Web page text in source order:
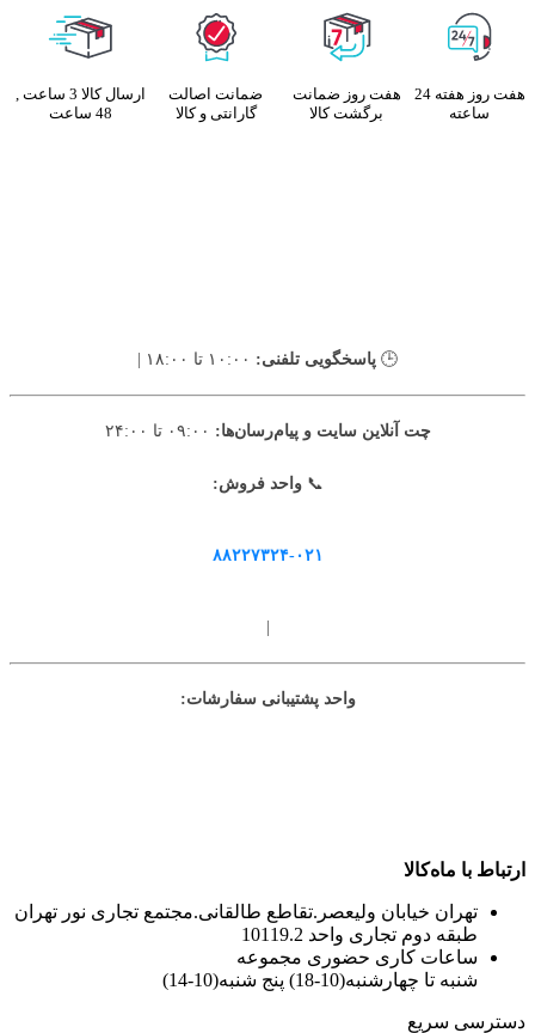
هفت روز هفته 24
ساعته
هفت روز ضمانت
برگشت کالا
ضمانت اصالت
گارانتی و کالا
ارسال کالا 3 ساعت ,
48 ساعت
🕒 پاسخگویی تلفنی:
چت آنلاین سایت و پیام‌رسان‌ها:
📞واحد فروش:
۸۸۲۲۷۳۲۴-۰۲۱
|
واحد پشتیبانی سفارشات:
ارتباط با ماه‌کالا
تهران خیابان ولیعصر.تقاطع طالقانی.مجتمع تجاری نور تهران
طبقه دوم تجاری واحد 10119.2
ساعات کاری حضوری مجموعه
شنبه تا چهارشنبه(10-18) پنج شنبه(10-14)
دسترسی سریع